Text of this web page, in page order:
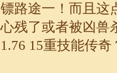
路途一！而且这
残了或者被凶兽
1.76 15重技能传奇